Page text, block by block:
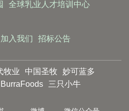
全球乳业人才培训中心
加入我们 招标公告
牧业 中国圣牧 妙可蓝多
BurraFoods 三只小牛